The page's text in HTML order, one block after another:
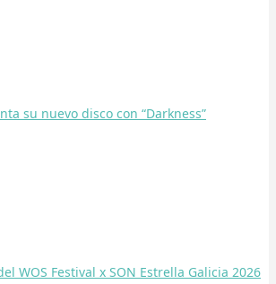
su nuevo disco con “Darkness”
WOS Festival x SON Estrella Galicia 2026